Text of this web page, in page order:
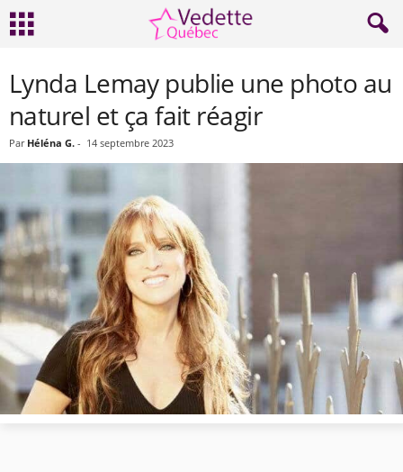
Lynda Lemay publie une photo au
naturel et ça fait réagir
Par Héléna G. - 14 septembre 2023